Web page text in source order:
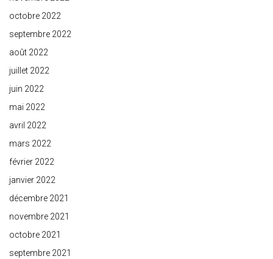
octobre 2022
septembre 2022
août 2022
juillet 2022
juin 2022
mai 2022
avril 2022
mars 2022
février 2022
janvier 2022
décembre 2021
novembre 2021
octobre 2021
septembre 2021